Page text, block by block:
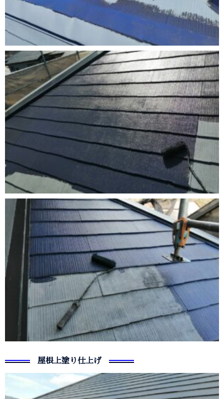
屋根上塗り仕上げ